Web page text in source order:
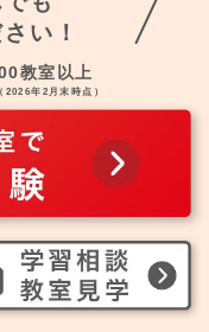
い！
教室以上
（2026年2月末時点）